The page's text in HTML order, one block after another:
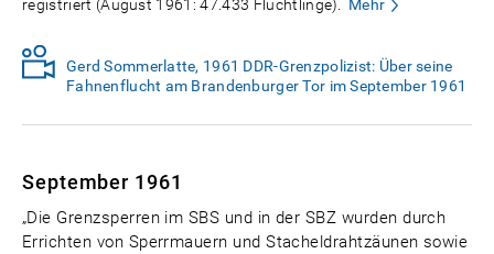
registriert (August 1961: 47.433 Flüchtlinge).
Mehr
Gerd Sommerlatte, 1961 DDR-Grenzpolizist: Über seine
Fahnenflucht am Brandenburger Tor im September 1961
September 1961
„Die Grenzsperren im SBS und in der SBZ wurden durch
Errichten von Sperrmauern und Stacheldrahtzäunen sowie